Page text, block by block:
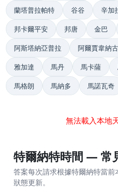
蘭塔普拉帕特 谷谷 辛加
邦卡爾平安 邦唐 金巴
阿斯塔納亞普拉 阿爾賈韋納
雅加達 馬丹 馬卡薩
馬格朗 馬納多 馬諾瓦奇
無法載入本地
特爾納特時間 — 常
答案每次請求根據特爾納特當
狀態更新。